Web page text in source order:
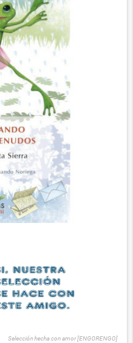
Selección hecha con amor [ENGORENGO]